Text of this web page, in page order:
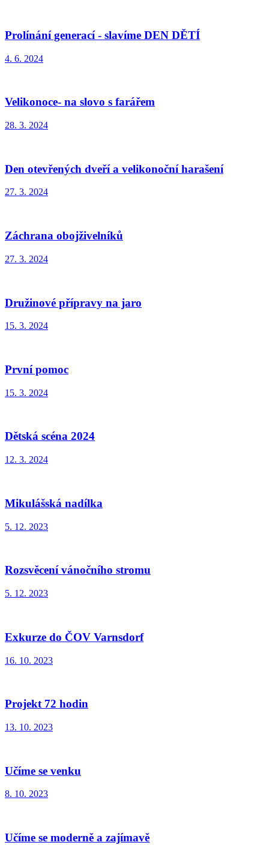
Prolínání generací - slavíme DEN DĚTÍ
4. 6. 2024
Velikonoce- na slovo s farářem
28. 3. 2024
Den otevřených dveří a velikonoční harašení
27. 3. 2024
Záchrana obojživelníků
27. 3. 2024
Družinové přípravy na jaro
15. 3. 2024
První pomoc
15. 3. 2024
Dětská scéna 2024
12. 3. 2024
Mikulášská nadílka
5. 12. 2023
Rozsvěcení vánočního stromu
5. 12. 2023
Exkurze do ČOV Varnsdorf
16. 10. 2023
Projekt 72 hodin
13. 10. 2023
Učíme se venku
8. 10. 2023
Učíme se moderně a zajímavě